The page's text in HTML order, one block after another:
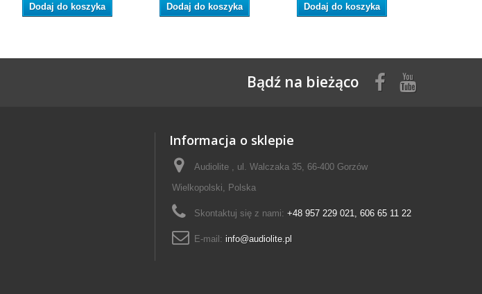
Dodaj do koszyka Dodaj do koszyka Dodaj do koszyka
Bądź na bieżąco
Informacja o sklepie
Audiolite , ul. Walczaka 35, 66-400 Gorzów
Wielkopolski, Polska
Skontaktuj się z nami: +48 957 229 021, 606 65 11 22
E-mail: info@audiolite.pl